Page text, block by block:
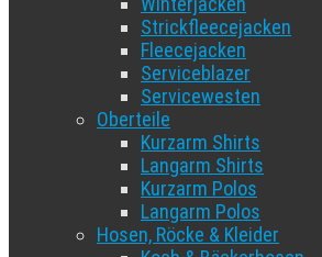
Strickfleecejacken
Fleecejacken
Serviceblazer
Servicewesten
Oberteile
Kurzarm Shirts
Langarm Shirts
Kurzarm Polos
Langarm Polos
Hosen, Röcke & Kleider